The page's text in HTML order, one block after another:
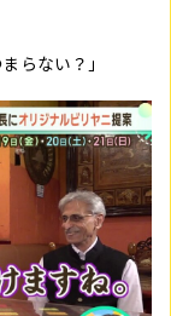
らない？」